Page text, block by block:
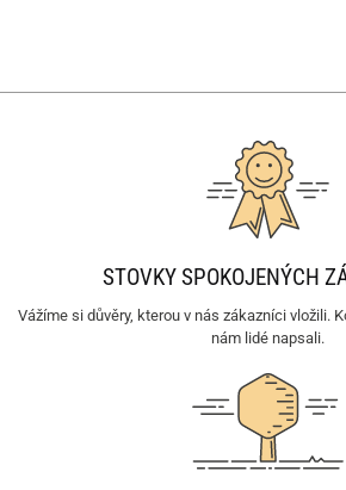
STOVKY SPOKOJENÝCH
Vážíme si důvěry, kterou v nás zákazníci vložili.
nám lidé napsali.